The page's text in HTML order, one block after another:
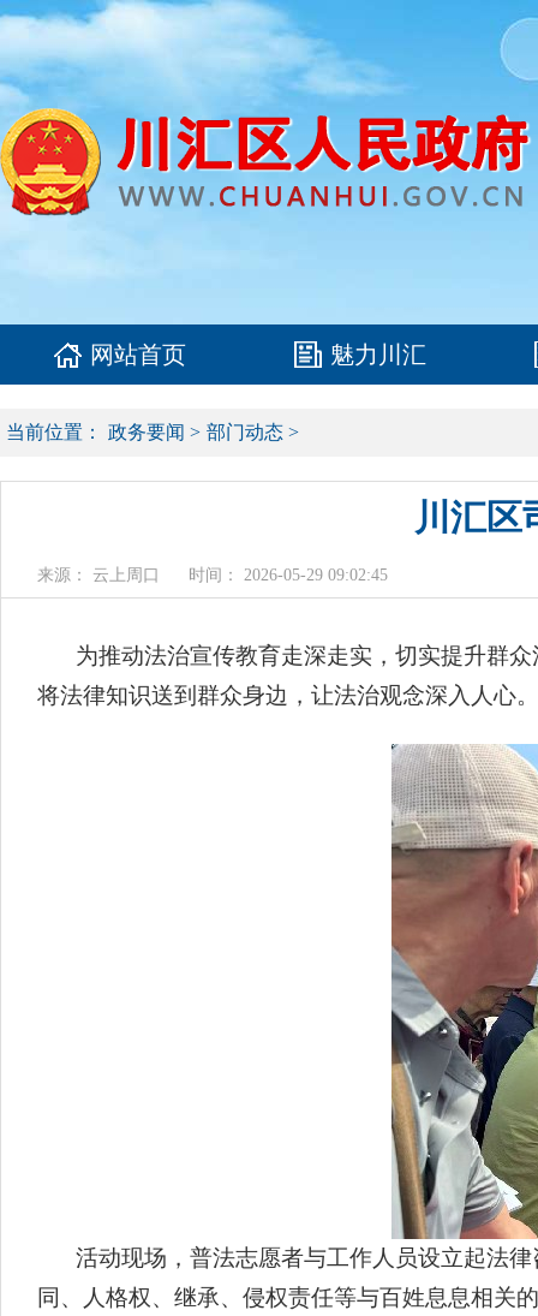
网站首页 魅力川汇
当前位置： 政务要闻 > 部门动态 >
川汇区
来源： 云上周口 时间： 2026-05-29 09:02:45
为推动法治宣传教育走深走实，切实提升群
将法律知识送到群众身边，让法治观念深入人心。
活动现场，普法志愿者与工作人员设立起法
同、人格权、继承、侵权责任等与百姓息息相关